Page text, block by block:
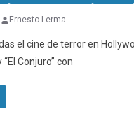
Ernesto Lerma
el cine de terror en
Conjuro” con